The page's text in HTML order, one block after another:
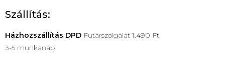
Szállítás:
Házhozszállítás DPD Futárszolgálat 1.490 Ft,
3-5 munkanap